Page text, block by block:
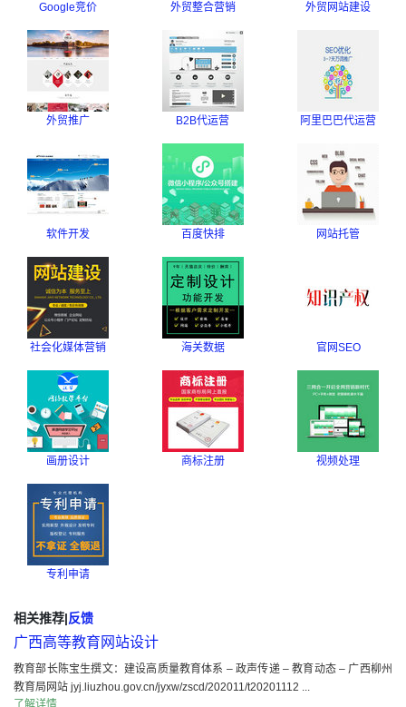
Google竞价 外贸整合营销 外贸网站建设
外贸推广 B2B代运营 阿里巴巴代运营
软件开发 百度快排 网站托管
社会化媒体营销 海关数据 官网SEO
画册设计 商标注册 视频处理
专利申请
相关推荐|反馈
广西高等教育网站设计
教育部长陈宝生撰文：建设高质量教育体系 – 政声传递 – 教育动态 – 广西柳州
教育局网站 jyj.liuzhou.gov.cn/jyxw/zscd/202011/t20201112 ...
了解详情